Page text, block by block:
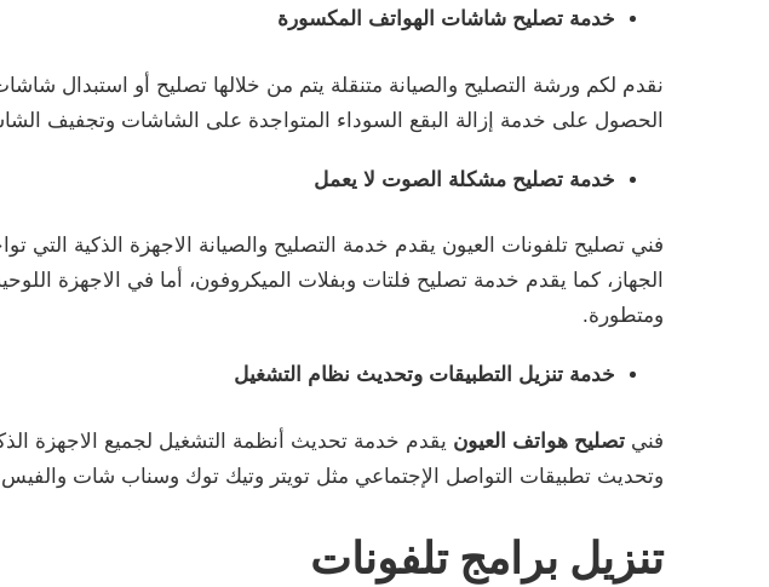
خدمة تصليح شاشات الهواتف المكسورة
نقدم لكم ورشة التصليح والصيانة متنقلة يتم من خلالها تصليح أو استبدال
الحصول على خدمة إزالة البقع السوداء المتواجدة على الشاشات وتجفيف
خدمة تصليح مشكلة الصوت لا يعمل
فني تصليح تلفونات العيون يقدم خدمة التصليح والصيانة الاجهزة الذكية
الجهاز، كما يقدم خدمة تصليح فلتات وبفلات الميكروفون، أما في الاجهزة
ومتطورة.
خدمة تنزيل التطبيقات وتحديث نظام التشغيل
فني تصليح هواتف العيون يقدم خدمة تحديث أنظمة التشغيل لجميع الاجهزة
وتحديث تطبيقات التواصل الإجتماعي مثل تويتر وتيك توك وسناب شات والفيس
تنزيل برامج تلفونات